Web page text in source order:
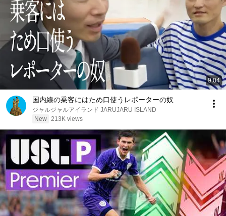
9:04
国内線の乗客にはため口使うレポーターの奴
ジャルジャルアイランド JARUJARU ISLAND
New 213K views